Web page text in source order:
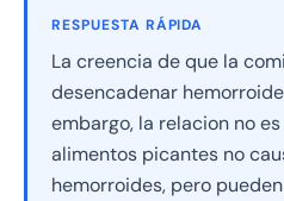
RESPUESTA RÁPIDA
La creencia de que la
desencadenar
embargo, la relacion no
alimentos picantes no
hemorroides, pero